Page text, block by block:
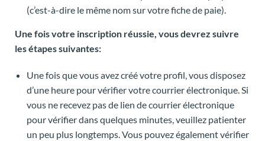
(c’est-à-dire le même nom sur votre fiche de paie).
Une fois votre inscription réussie, vous devrez suivre
les étapes suivantes:
Une fois que vous avez créé votre profil, vous disposez
d’une heure pour vérifier votre courrier électronique. Si
vous ne recevez pas de lien de courrier électronique
pour vérifier dans quelques minutes, veuillez patienter
un peu plus longtemps. Vous pouvez également vérifier